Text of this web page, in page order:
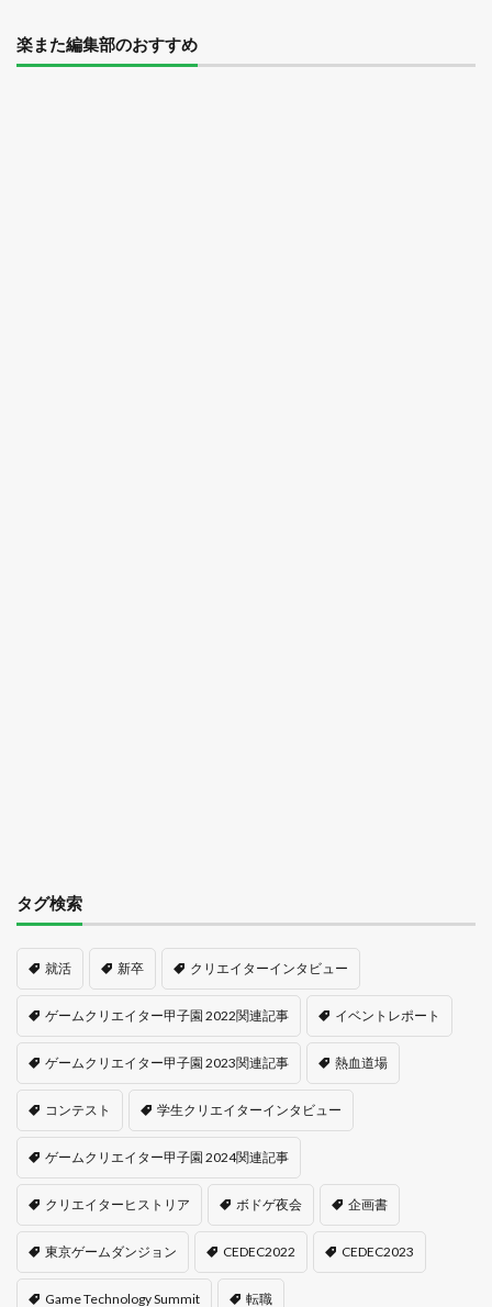
楽また編集部のおすすめ
タグ検索
就活 新卒 クリエイターインタビュー
ゲームクリエイター甲子園 2022関連記事 イベントレポート
ゲームクリエイター甲子園 2023関連記事 熱血道場
コンテスト 学生クリエイターインタビュー
ゲームクリエイター甲子園 2024関連記事
クリエイターヒストリア ボドゲ夜会 企画書
東京ゲームダンジョン CEDEC2022 CEDEC2023
Game Technology Summit 転職